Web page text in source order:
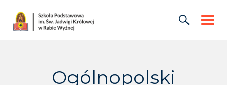
content
Ogólnopolski